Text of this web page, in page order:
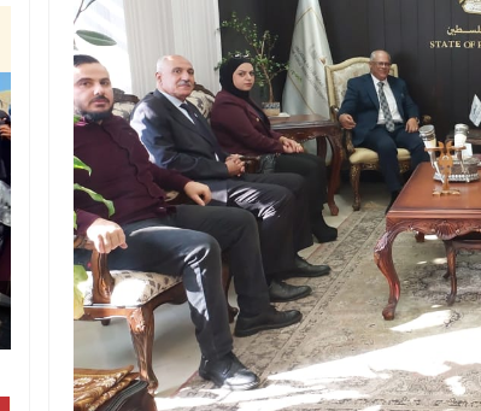
تكريم متفوقين بالثانوية العامة في